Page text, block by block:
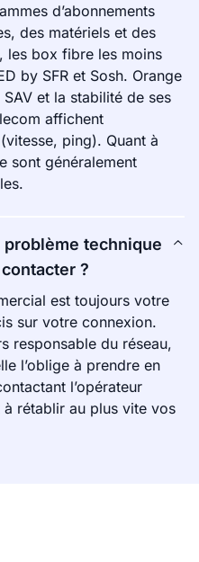
d’abonnements
des matériels et des
les box fibre les moins
by SFR et Sosh. Orange
et la stabilité de ses
affichent
ping). Quant à
sont généralement
problème technique
?
est toujours votre
sur votre connexion.
responsable du réseau,
l’oblige à prendre en
l’opérateur
rétablir au plus vite vos